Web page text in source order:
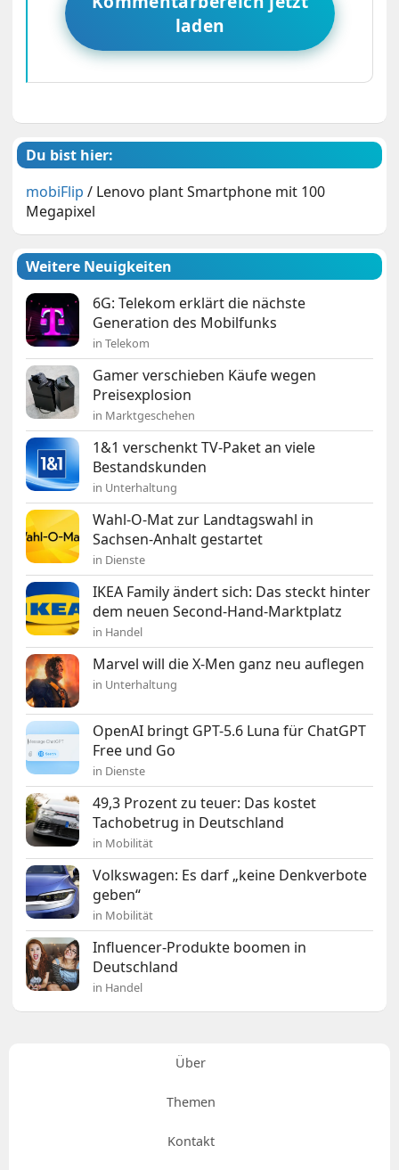
laden
Du bist hier:
mobiFlip / Lenovo plant Smartphone mit 100
Megapixel
Weitere Neuigkeiten
6G: Telekom erklärt die nächste
Generation des Mobilfunks
in Telekom
Gamer verschieben Käufe wegen
Preisexplosion
in Marktgeschehen
1&1 verschenkt TV-Paket an viele
Bestandskunden
in Unterhaltung
Wahl-O-Mat zur Landtagswahl in
Sachsen-Anhalt gestartet
in Dienste
IKEA Family ändert sich: Das steckt hinter
dem neuen Second-Hand-Marktplatz
in Handel
Marvel will die X-Men ganz neu auflegen
in Unterhaltung
OpenAI bringt GPT-5.6 Luna für ChatGPT
Free und Go
in Dienste
49,3 Prozent zu teuer: Das kostet
Tachobetrug in Deutschland
in Mobilität
Volkswagen: Es darf „keine Denkverbote
geben“
in Mobilität
Influencer-Produkte boomen in
Deutschland
in Handel
Über
Themen
Kontakt